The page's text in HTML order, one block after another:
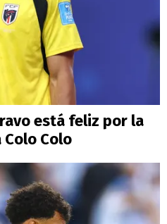
está feliz por la
Colo Colo